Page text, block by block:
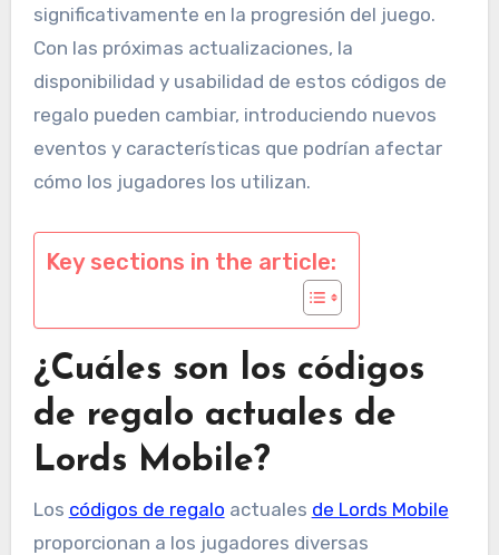
significativamente en la progresión del juego.
Con las próximas actualizaciones, la
disponibilidad y usabilidad de estos códigos de
regalo pueden cambiar, introduciendo nuevos
eventos y características que podrían afectar
cómo los jugadores los utilizan.
Key sections in the article:
¿Cuáles son los códigos
de regalo actuales de
Lords Mobile?
Los códigos de regalo actuales de Lords Mobile
proporcionan a los jugadores diversas